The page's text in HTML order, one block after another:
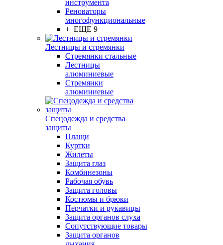
инструмента
Реноваторы
многофункциональные
+ ЕЩЕ 9
Лестницы и стремянки
Стремянки стальные
Лестницы
алюминиевые
Стремянки
алюминиевые
Спецодежда и средства
защиты
Плащи
Куртки
Жилеты
Защита глаз
Комбинезоны
Рабочая обувь
Защита головы
Костюмы и брюки
Перчатки и рукавицы
Защита органов слуха
Сопутствующие товары
Защита органов